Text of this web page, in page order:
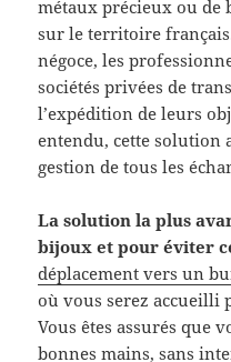
métaux précieux ou de
sur le territoire
négoce, les
sociétés privées de
l’expédition de leurs
entendu, cette solution
gestion de tous les
La solution la plus
bijoux et pour éviter
déplacement vers un
où vous serez accueilli
Vous êtes assurés que
bonnes mains, sans